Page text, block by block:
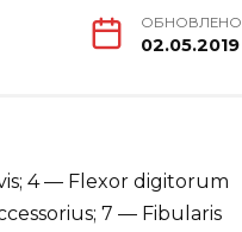
ОБНОВЛЕНО
02.05.2019
4 — Flexor digitorum
7 — Fibularis